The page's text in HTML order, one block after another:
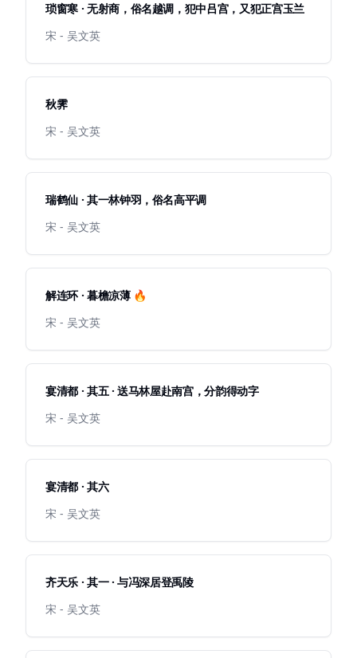
琐窗寒 · 无射商，俗名越调，犯中吕宫，又犯正宫玉兰
宋 - 吴文英
秋霁
宋 - 吴文英
瑞鹤仙 · 其一林钟羽，俗名高平调
宋 - 吴文英
解连环 · 暮檐凉薄 🔥
宋 - 吴文英
宴清都 · 其五 · 送马林屋赴南宫，分韵得动字
宋 - 吴文英
宴清都 · 其六
宋 - 吴文英
齐天乐 · 其一 · 与冯深居登禹陵
宋 - 吴文英